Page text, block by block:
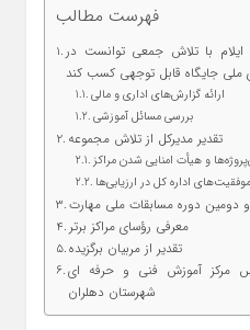
فهرست مطالب
با تلاش جمعی توانست در
جایگاه قابل توجهی کسب کند
ارائه گزارش‌های اداری و مالی
بررسی مسائل آموزشی
تقدیر مدیرکل از تلاش مجموعه
و هیأت امنایی شدن مراکز
موفقیت‌های اداره کل در ارزیابی‌ها
دومین دوره مسابقات ملی مهارت
معرفی رؤسای مراکز برتر
تقدیر از مربیان برگزیده
مرکز آموزش فنی و حرفه ای
شهرستان دهلران